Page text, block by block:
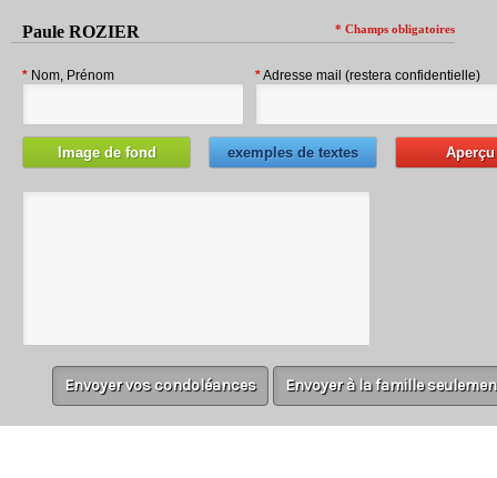
Paule ROZIER * Champs obligatoires
* Nom, Prénom *Adresse mail (restera confidentielle)
Image de fond exemples de textes Aperçu